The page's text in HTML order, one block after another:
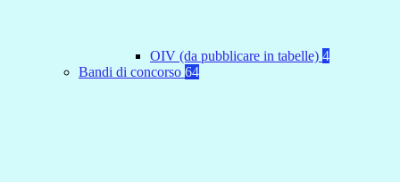
OIV (da pubblicare in tabelle) 4
Bandi di concorso 64